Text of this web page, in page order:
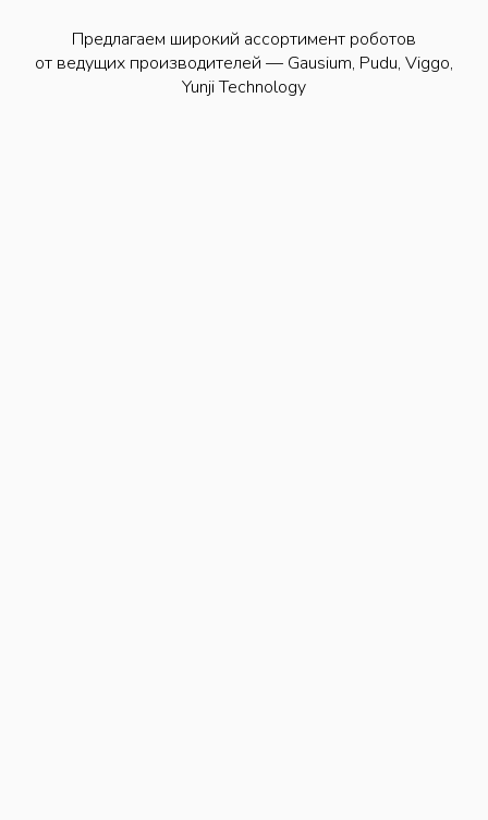
Предлагаем широкий ассортимент роботов
от ведущих производителей — Gausium, Pudu, Viggo,
Yunji Technology